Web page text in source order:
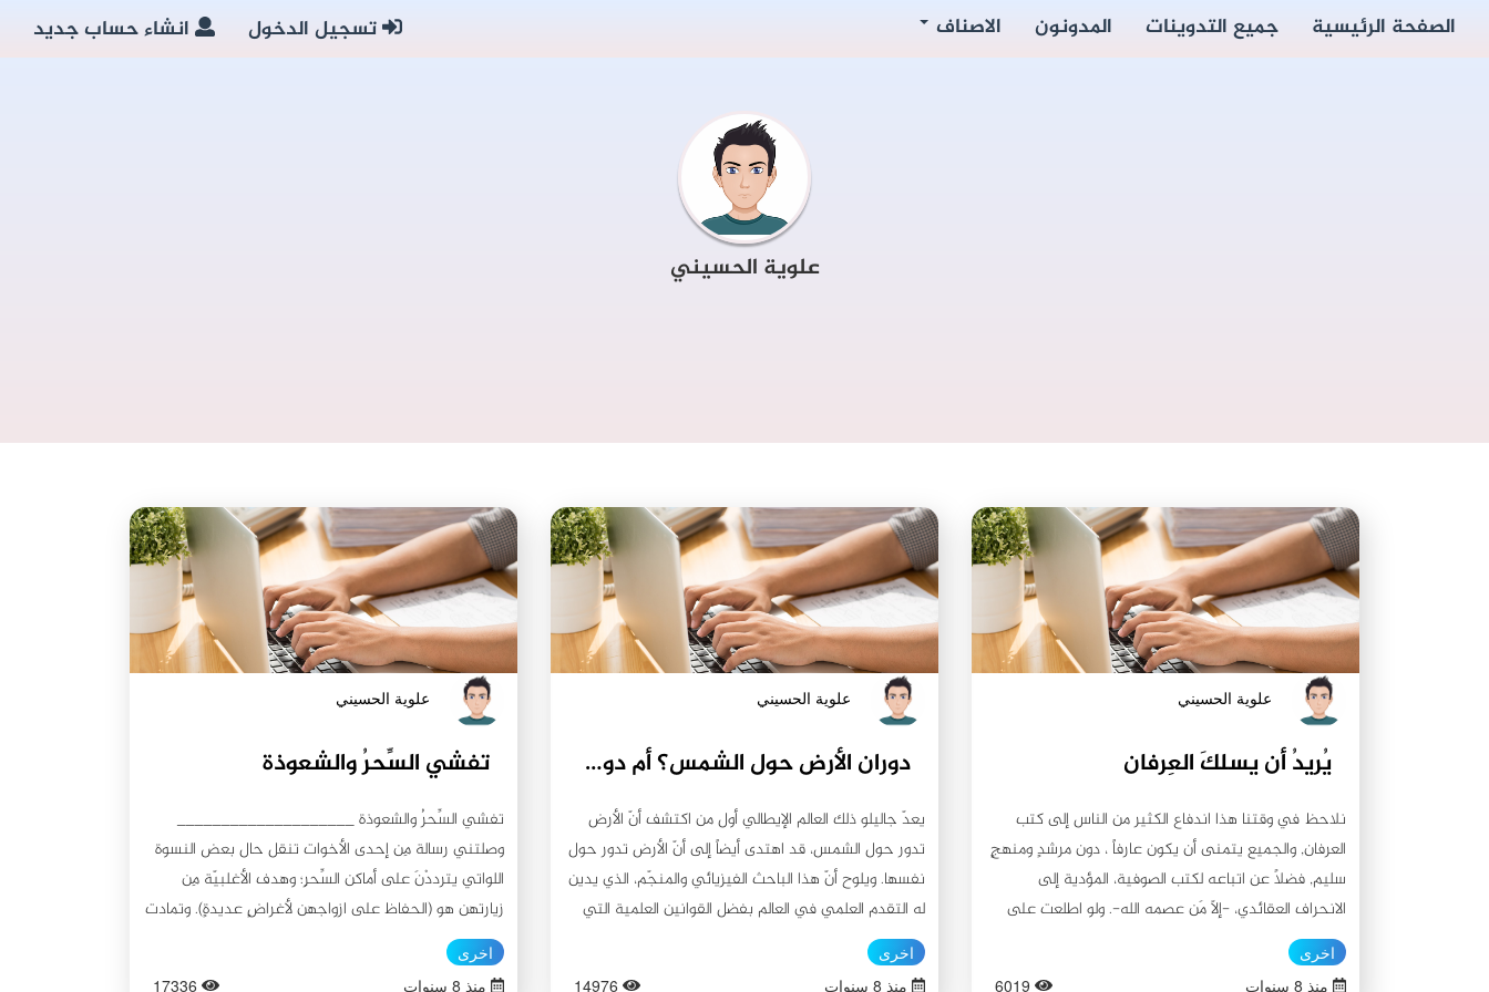
الصفحة الرئيسية جميع التدوينات المدونون الاصناف تسجيل الدخول انشاء حساب جديد
علوية الحسيني
علوية الحسيني
يُريدُ أن يسلكَ العِرفان
نلاحظ في وقتنا هذا اندفاع الكثير من الناس إلى كتب
العرفان, والجميع يتمنى أن يكون عارفاً ، دون مرشدٍ ومنهجٍ
سليم, فضلاً عن اتباعه لكتب الصوفية، المؤدية إلى
الانحراف العقائدي، -إلاّ مَن عصمه الله-. ولو اطلعت على
قلوبهم لولَّيتَ منهم فراراً! فتجد الأغلب يريد أن يحصل
على تلك القوى و المراتب ليعلم الغيب و ما يفعله الناس
اخرى
منذ 8 سنوات
6019
علوية الحسيني
دوران الأرض حول الشمس؟ أم دوران الشمس حول الأرض؟
يعدّ جاليلو ذلك العالم الإيطالي أول من اكتشف أنّ الأرض
تدور حول الشمس، قد اهتدى أيضاً إلى أنّ الأرض تدور حول
نفسها. ويلوح أنّ هذا الباحث الفيزيائي والمنجّم، الذي يدين
له التقدم العلمي في العالم بفضل القوانين العلمية التي
وضعها لأول مرّة، والذي مات بعد اكتشاف أمريكا بقرن
ونصف قرن، كان يقول بدوران الأرض حول الشمس فقط،
اخرى
منذ 8 سنوات
14976
علوية الحسيني
تفشي السِّحرُ والشعوذة
تفشي السِّحرُ والشعوذة ____________________
وصلتني رسالة مِن إحدى الأخوات تنقل حال بعض النسوة
اللواتي يترددْنَ على أماكن السِّحرِ؛ وهدف الأغلبيّة مِن
زيارتهن هو (الحفاظ على ازواجهن لأغراضٍ عديدةٍ). وتمادت
البعض منهن إلى الاشتراك مع تلك المرأة المشعوذة بشتّى
الأعمال، منها: اخراجُ ميّت مِن قبرهِ وأخذ عيّنة مِن دماغهِ ،
اخرى
منذ 8 سنوات
17336